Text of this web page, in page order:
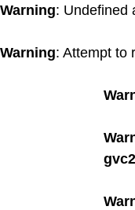
Warning: Undefined
Warning: Attempt to